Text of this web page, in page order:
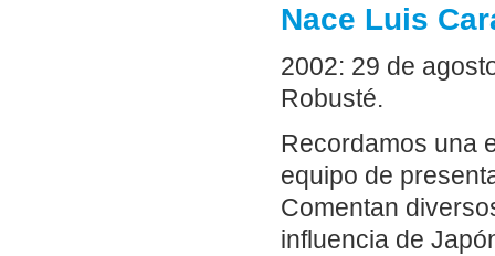
Nace Luis
2002: 29 de
Robusté.
Recordamos una
equipo de
Comentan
influencia de